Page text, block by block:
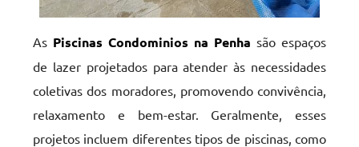
As Piscinas Condominios na Penha são espaços
de lazer projetados para atender às necessidades
coletivas dos moradores, promovendo convivência,
relaxamento e bem-estar. Geralmente, esses
projetos incluem diferentes tipos de piscinas, como